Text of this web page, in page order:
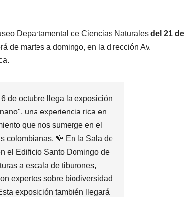
Departamental de Ciencias Naturales del 21 de
de martes a domingo, en la dirección Av.
de octubre llega la exposición
una experiencia rica en
que nos sumerge en el
colombianas. 🪸 En la Sala de
el Edificio Santo Domingo de
a escala de tiburones,
expertos sobre biodiversidad
exposición también llegará